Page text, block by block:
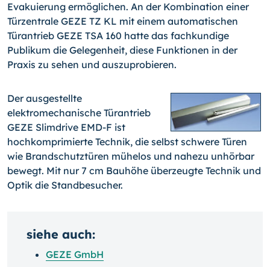
Evakuierung ermöglichen. An der Kombination einer
Türzentrale GEZE TZ KL mit einem automatischen
Türantrieb GEZE TSA 160 hatte das fachkundige
Publikum die Gelegenheit, diese Funktionen in der
Praxis zu sehen und auszuprobieren.
Der ausgestellte
elektromechanische Türantrieb
GEZE Slimdrive EMD-F ist
hochkomprimierte Technik, die selbst schwere Türen
wie Brandschutztüren mühelos und nahezu unhörbar
bewegt. Mit nur 7 cm Bauhöhe überzeugte Technik und
Optik die Standbesucher.
siehe auch:
GEZE GmbH